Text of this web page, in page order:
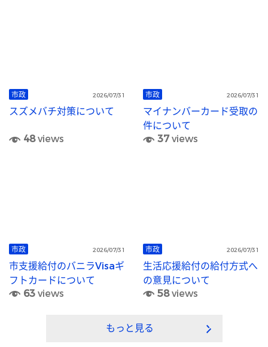
市政 2026/07/31
スズメバチ対策について
48views
市政 2026/07/31
マイナンバーカード受取の
件について
37views
市政 2026/07/31
市支援給付のバニラVisaギ
フトカードについて
63views
市政 2026/07/31
生活応援給付の給付方式へ
の意見について
58views
もっと見る